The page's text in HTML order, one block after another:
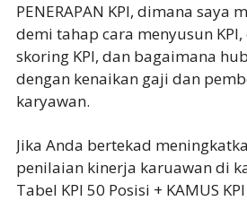
PENERAPAN KPI, dimana saya
demi tahap cara menyusun
skoring KPI, dan bagaimana
dengan kenaikan gaji dan
karyawan.
Jika Anda bertekad
penilaian kinerja karuawan di
Tabel KPI 50 Posisi + KAMUS